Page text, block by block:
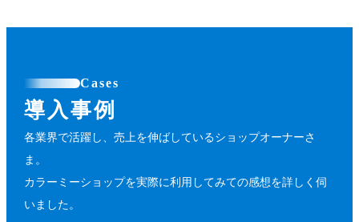
Cases
導入事例
各業界で活躍し、売上を伸ばしているショップオーナーさ
ま。
カラーミーショップを実際に利用してみての感想を詳しく伺
いました。